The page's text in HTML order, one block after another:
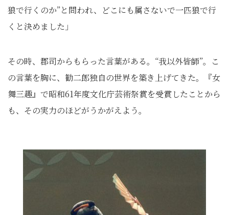
狼で行くのか”と問われ、どこにも属さないで一匹狼で行
くと決めました」
その時、郡司からもらった言葉がある。“我以外皆師”。こ
の言葉を胸に、勧二郎独自の世界を築き上げてきた。『女
舞三趣』で昭和61年度文化庁芸術祭賞を受賞したことから
も、その実力のほどがうかがえよう。